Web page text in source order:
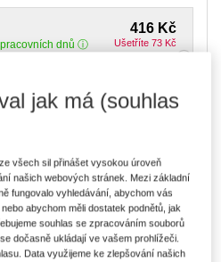
416 Kč
Ušetříte 73 Kč
dnů
354 Kč
ke stažení
593 Kč
Ušetříte 312 Kč
DMOC 905 Kč
E-kniha
stažení
dnů
jak má (souhlas
všech sil přinášet vysokou úroveň
našich webových stránek. Mezi základní
fungovalo vyhledávání, abychom vás
abychom měli dostatek podnětů, jak
souhlas se zpracováním souborů
dočasně ukládají ve vašem prohlížeči.
Data využijeme ke zlepšování našich